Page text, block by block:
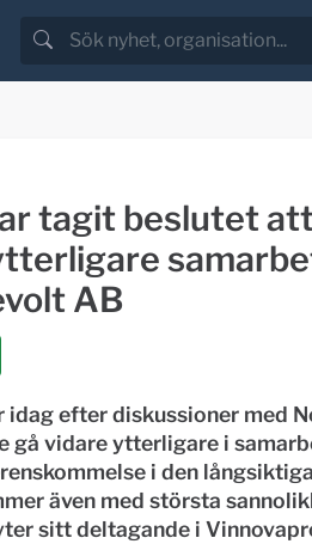
tagit beslutet
AB
idag efter diskussioner med
gå vidare ytterligare i
i den
även med största
sitt deltagande i